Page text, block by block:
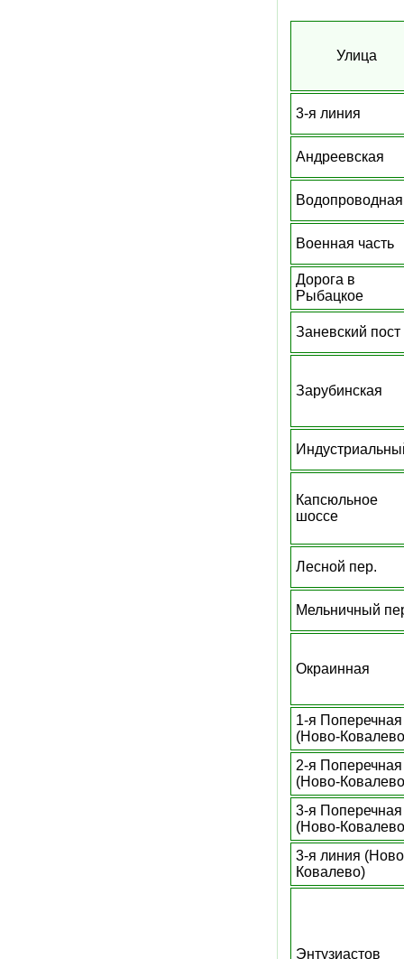
Улица
3-я линия
Андреевская
Водопроводная
Военная часть
Дорога в
Рыбацкое
Заневский пост
Зарубинская
Капсюльное
шоссе
Лесной пер.
Мельничный
Окраинная
1-я Поперечная
(Ново-
2-я Поперечная
(Ново-
3-я Поперечная
(Ново-
3-я линия
Ковалево)
Энтузиастов